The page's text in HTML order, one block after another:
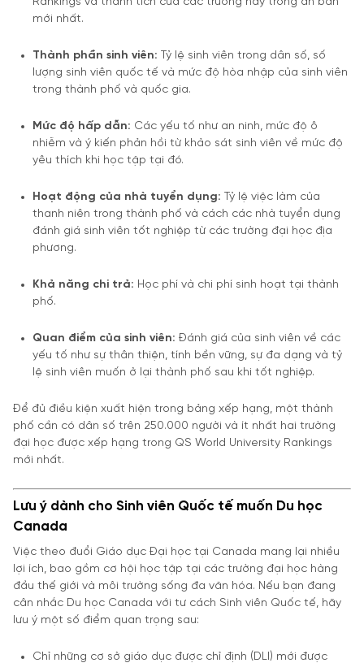
mới nhất.
Thành phần sinh viên: Tỷ lệ sinh viên trong dân số, số
lượng sinh viên quốc tế và mức độ hòa nhập của sinh viên
trong thành phố và quốc gia.
Mức độ hấp dẫn: Các yếu tố như an ninh, mức độ ô
nhiễm và ý kiến phản hồi từ khảo sát sinh viên về mức độ
yêu thích khi học tập tại đó.
Hoạt động của nhà tuyển dụng: Tỷ lệ việc làm của
thanh niên trong thành phố và cách các nhà tuyển dụng
đánh giá sinh viên tốt nghiệp từ các trường đại học địa
phương.
Khả năng chi trả: Học phí và chi phí sinh hoạt tại thành
phố.
Quan điểm của sinh viên: Đánh giá của sinh viên về các
yếu tố như sự thân thiện, tính bền vững, sự đa dạng và tỷ
lệ sinh viên muốn ở lại thành phố sau khi tốt nghiệp.
Để đủ điều kiện xuất hiện trong bảng xếp hạng, một thành
phố cần có dân số trên 250.000 người và ít nhất hai trường
đại học được xếp hạng trong QS World University Rankings
mới nhất.
Lưu ý dành cho Sinh viên Quốc tế muốn Du học
Canada
Việc theo đuổi Giáo dục Đại học tại Canada mang lại nhiều
lợi ích, bao gồm cơ hội học tập tại các trường đại học hàng
đầu thế giới và môi trường sống đa văn hóa. Nếu bạn đang
cân nhắc Du học Canada với tư cách Sinh viên Quốc tế, hãy
lưu ý một số điểm quan trọng sau:
Chỉ những cơ sở giáo dục được chỉ định (DLI) mới được